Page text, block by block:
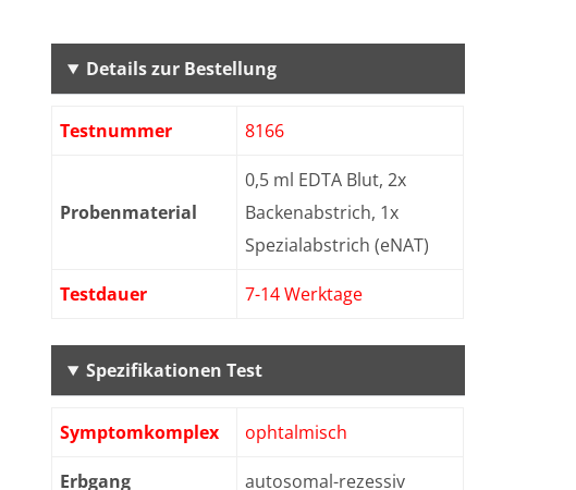
Details zur Bestellung
Testnummer 8166
Probenmaterial
0,5 ml EDTA Blut, 2x
Backenabstrich, 1x
Spezialabstrich (eNAT)
Testdauer 7-14 Werktage
Spezifikationen Test
Symptomkomplex ophtalmisch
Erbgang autosomal-rezessiv